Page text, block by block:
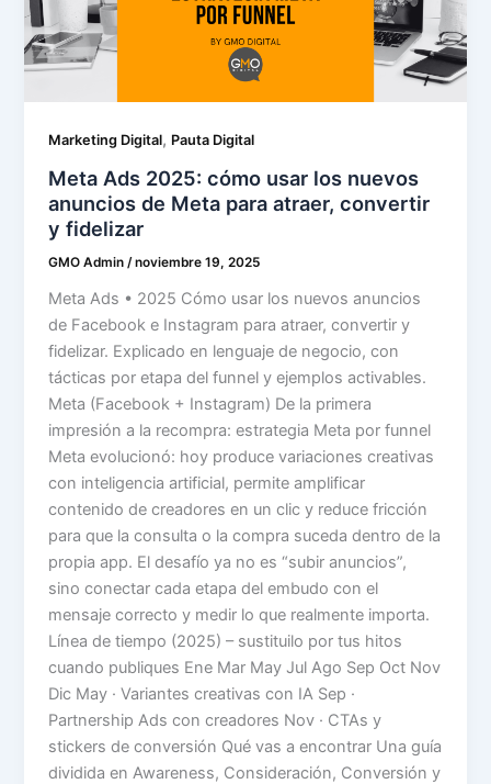
Marketing Digital, Pauta Digital
Meta Ads 2025: cómo usar los nuevos
anuncios de Meta para atraer, convertir
y fidelizar
GMO Admin /noviembre 19, 2025
Meta Ads • 2025 Cómo usar los nuevos anuncios
de Facebook e Instagram para atraer, convertir y
fidelizar. Explicado en lenguaje de negocio, con
tácticas por etapa del funnel y ejemplos activables.
Meta (Facebook + Instagram) De la primera
impresión a la recompra: estrategia Meta por funnel
Meta evolucionó: hoy produce variaciones creativas
con inteligencia artificial, permite amplificar
contenido de creadores en un clic y reduce fricción
para que la consulta o la compra suceda dentro de la
propia app. El desafío ya no es “subir anuncios”,
sino conectar cada etapa del embudo con el
mensaje correcto y medir lo que realmente importa.
Línea de tiempo (2025) – sustituilo por tus hitos
cuando publiques Ene Mar May Jul Ago Sep Oct Nov
Dic May · Variantes creativas con IA Sep ·
Partnership Ads con creadores Nov · CTAs y
stickers de conversión Qué vas a encontrar Una guía
dividida en Awareness, Consideración, Conversión y